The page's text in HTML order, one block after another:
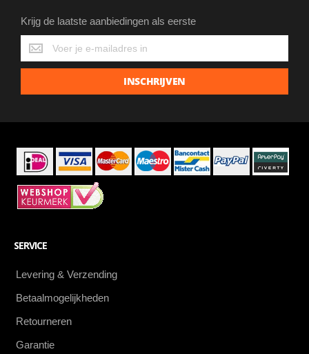
Krijg de laatste aanbiedingen als eerste
Krijg
de
laatste
INSCHRIJVEN
SERVICE
Levering & Verzending
Betaalmogelijkheden
Retourneren
Garantie